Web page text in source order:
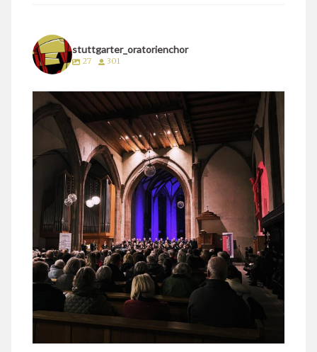
stuttgarter_oratorienchor
27 301
stuttgarter_oratorienchor
März 24